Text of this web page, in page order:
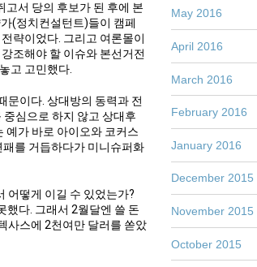
고서 당의 후보가 된 후에 본
(정치컨설턴트)들이 캠페
략이었다. 그리고 여론몰이
조해야 할 이슈와 본선거전
고 고민했다.
문이다. 상대방의 동력과 전
심으로 하지 않고 상대후
예가 바로 아이오와 코커스
를 거듭하다가 미니슈퍼화
어떻게 이길 수 있었는가?
했다. 그래서 2월달엔 쓸 돈
사스에 2천여만 달러를 쏟았
May 2016
April 2016
March 2016
February 2016
January 2016
December 2015
November 2015
October 2015